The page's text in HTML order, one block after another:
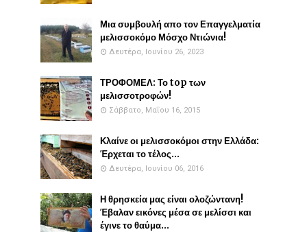
Μια συμβουλή απο τον Επαγγελματία
μελισσοκόμο Μόσχο Ντιώνια!
Δευτέρα, Ιουνίου 26, 2023
ΤΡΟΦΟΜΕΛ: Το top των
μελισσοτροφών!
Σάββατο, Μαΐου 16, 2015
Κλαίνε οι μελισσοκόμοι στην Ελλάδα:
Έρχεται το τέλος...
Δευτέρα, Ιουνίου 06, 2016
Η θρησκεία μας είναι ολοζώντανη!
Έβαλαν εικόνες μέσα σε μελίσσι και
έγινε το θαύμα...